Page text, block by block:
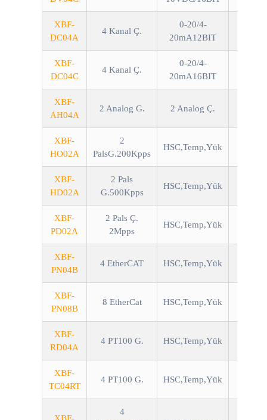
XBF-
DC04A
4 Kanal Ç.
0-20/4-
20mA12BIT
XBF-
DC04C
4 Kanal Ç.
0-20/4-
20mA16BIT
XBF-
AH04A
2 Analog G. 2 Analog Ç.
XBF-
HO02A
2
PalsG.200Kpps
HSC,Temp,Yük
XBF-
HD02A
2 Pals
G.500Kpps
HSC,Temp,Yük
XBF-
PD02A
2 Pals Ç.
2Mpps
HSC,Temp,Yük
XBF-
PN04B
4 EtherCAT HSC,Temp,Yük
XBF-
PN08B
8 EtherCat HSC,Temp,Yük
XBF-
RD04A
4 PT100 G. HSC,Temp,Yük
XBF-
TC04RT
4 PT100 G. HSC,Temp,Yük
4